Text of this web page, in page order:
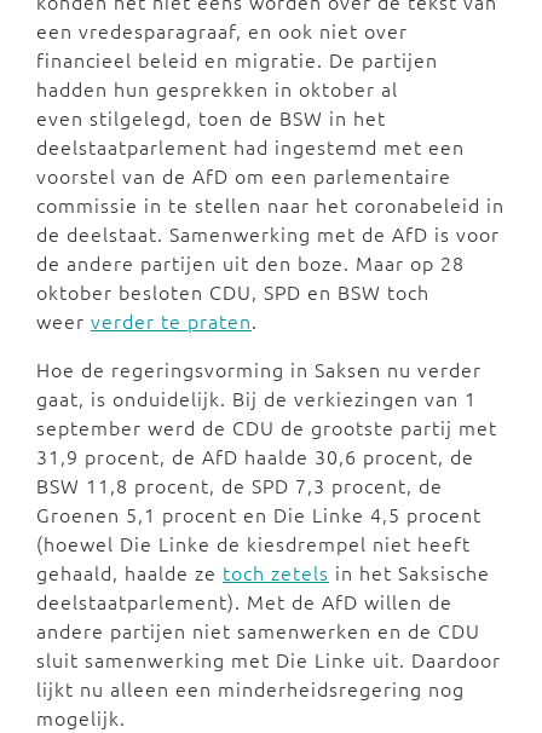
een vredesparagraaf, en ook niet over
financieel beleid en migratie. De partijen
hadden hun gesprekken in oktober al
even stilgelegd, toen de BSW in het
deelstaatparlement had ingestemd met een
voorstel van de AfD om een parlementaire
commissie in te stellen naar het coronabeleid in
de deelstaat. Samenwerking met de AfD is voor
de andere partijen uit den boze. Maar op 28
oktober besloten CDU, SPD en BSW toch
weer verder te praten.
Hoe de regeringsvorming in Saksen nu verder
gaat, is onduidelijk. Bij de verkiezingen van 1
september werd de CDU de grootste partij met
31,9 procent, de AfD haalde 30,6 procent, de
BSW 11,8 procent, de SPD 7,3 procent, de
Groenen 5,1 procent en Die Linke 4,5 procent
(hoewel Die Linke de kiesdrempel niet heeft
gehaald, haalde ze toch zetels in het Saksische
deelstaatparlement). Met de AfD willen de
andere partijen niet samenwerken en de CDU
sluit samenwerking met Die Linke uit. Daardoor
lijkt nu alleen een minderheidsregering nog
mogelijk.